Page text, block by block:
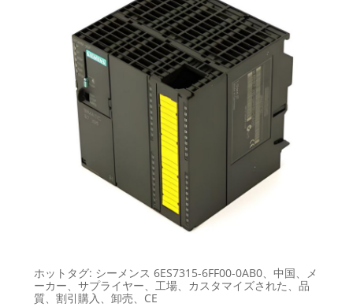
ホットタグ: シーメンス 6ES7315-6FF00-0AB0、中国、メ
ーカー、サプライヤー、工場、カスタマイズされた、品
質、割引購入、卸売、CE